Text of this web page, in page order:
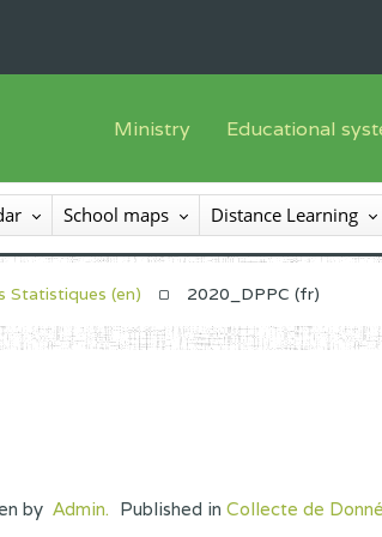
Ministry
The Minister
The SEESEN
Inspectorate General of
Educational
Training offer
Syllabus
School maps Distance Learning
Statistiques (en) 2020_DPPC (fr)
by Admin. Published in Collecte de